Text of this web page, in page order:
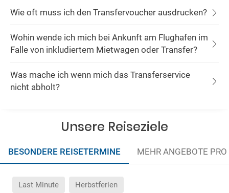
Wie oft muss ich den Transfervoucher ausdrucken?
Wohin wende ich mich bei Ankunft am Flughafen im
Falle von inkludiertem Mietwagen oder Transfer?
Was mache ich wenn mich das Transferservice
nicht abholt?
Unsere Reiseziele
BESONDERE REISETERMINE MEHR ANGEBOTE
Last Minute Herbstferien